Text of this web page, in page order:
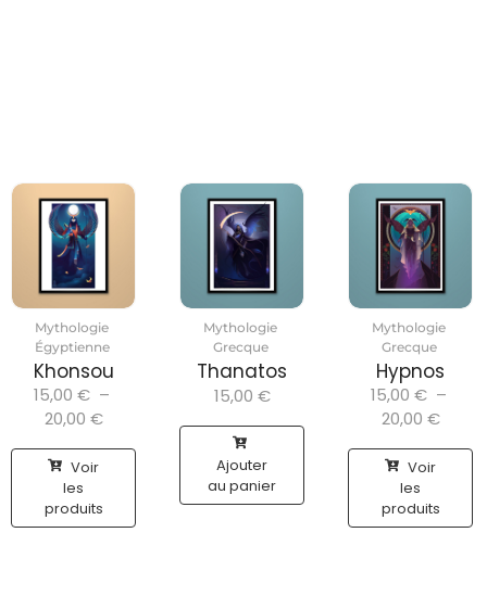
Mythologie
Égyptienne
Khonsou
15,00 € –
20,00 €
Voir
les
produits
Mythologie
Grecque
Thanatos
15,00 €
Ajouter
au panier
Mythologie
Grecque
Hypnos
15,00 € –
20,00 €
Voir
les
produits